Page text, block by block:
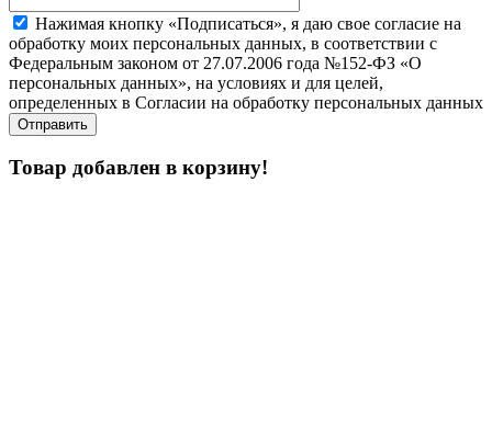
Нажимая кнопку «Подписаться», я даю свое согласие на
обработку моих персональных данных, в соответствии с
Федеральным законом от 27.07.2006 года №152-ФЗ «О
персональных данных», на условиях и для целей,
определенных в Согласии на обработку персональных данных
Товар добавлен в корзину!